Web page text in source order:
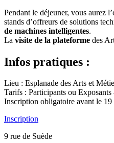
Pendant le déjeuner, vous aurez
stands d’offreurs de solutions
de machines intelligentes.
La visite de la plateforme des
Infos pratiques :
Lieu : Esplanade des Arts et
Tarifs : Participants ou
Inscription obligatoire avant le 19
Inscription
9 rue de Suède